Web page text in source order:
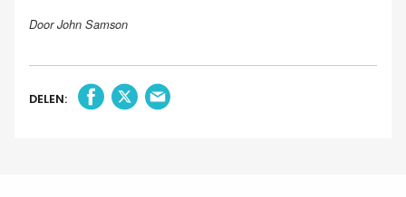
Door John Samson
DELEN: